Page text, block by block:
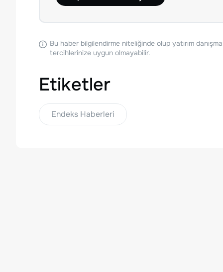
Bu haber bilgilendirme niteliğinde olup yatırım
tercihlerinize uygun olmayabilir.
Etiketler
Endeks Haberleri